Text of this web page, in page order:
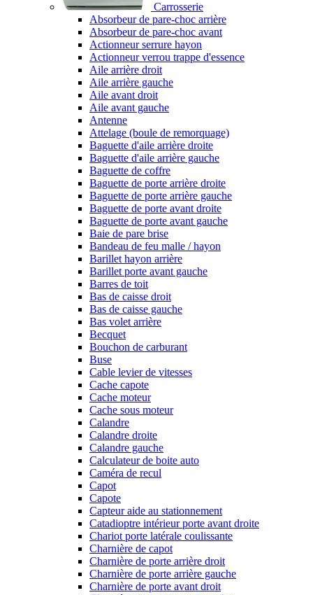
Carrosserie
Absorbeur de pare-choc arrière
Absorbeur de pare-choc avant
Actionneur serrure hayon
Actionneur verrou trappe d'essence
Aile arrière droit
Aile arrière gauche
Aile avant droit
Aile avant gauche
Antenne
Attelage (boule de remorquage)
Baguette d'aile arrière droite
Baguette d'aile arrière gauche
Baguette de coffre
Baguette de porte arrière droite
Baguette de porte arrière gauche
Baguette de porte avant droite
Baguette de porte avant gauche
Baie de pare brise
Bandeau de feu malle / hayon
Barillet hayon arrière
Barillet porte avant gauche
Barres de toit
Bas de caisse droit
Bas de caisse gauche
Bas volet arrière
Becquet
Bouchon de carburant
Buse
Cable levier de vitesses
Cache capote
Cache moteur
Cache sous moteur
Calandre
Calandre droite
Calandre gauche
Calculateur de boite auto
Caméra de recul
Capot
Capote
Capteur aide au stationnement
Catadioptre intérieur porte avant droite
Chariot porte latérale coulissante
Charnière de capot
Charnière de porte arrière droit
Charnière de porte arrière gauche
Charnière de porte avant droit